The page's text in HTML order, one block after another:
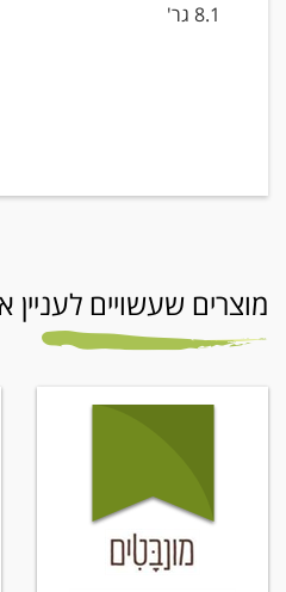
8.1 גר'
מוצרים שעשויים לעניין